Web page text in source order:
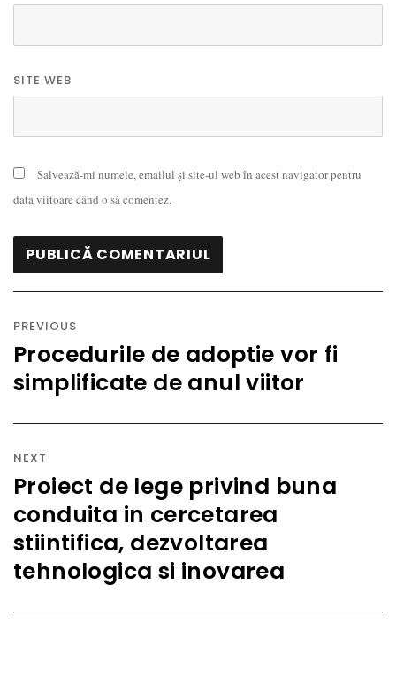
SITE WEB
Salvează-mi numele, emailul și site-ul web în acest navigator pentru
data viitoare când o să comentez.
în
articole
PREVIOUS
Previous
post:
Procedurile de adoptie vor fi
simplificate de anul viitor
NEXT
Next
post:
Proiect de lege privind buna
conduita in cercetarea
stiintifica, dezvoltarea
tehnologica si inovarea